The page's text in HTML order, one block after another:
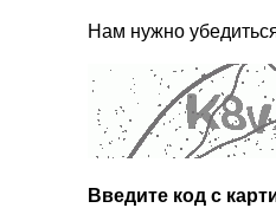
Нам нужно
Введите код с